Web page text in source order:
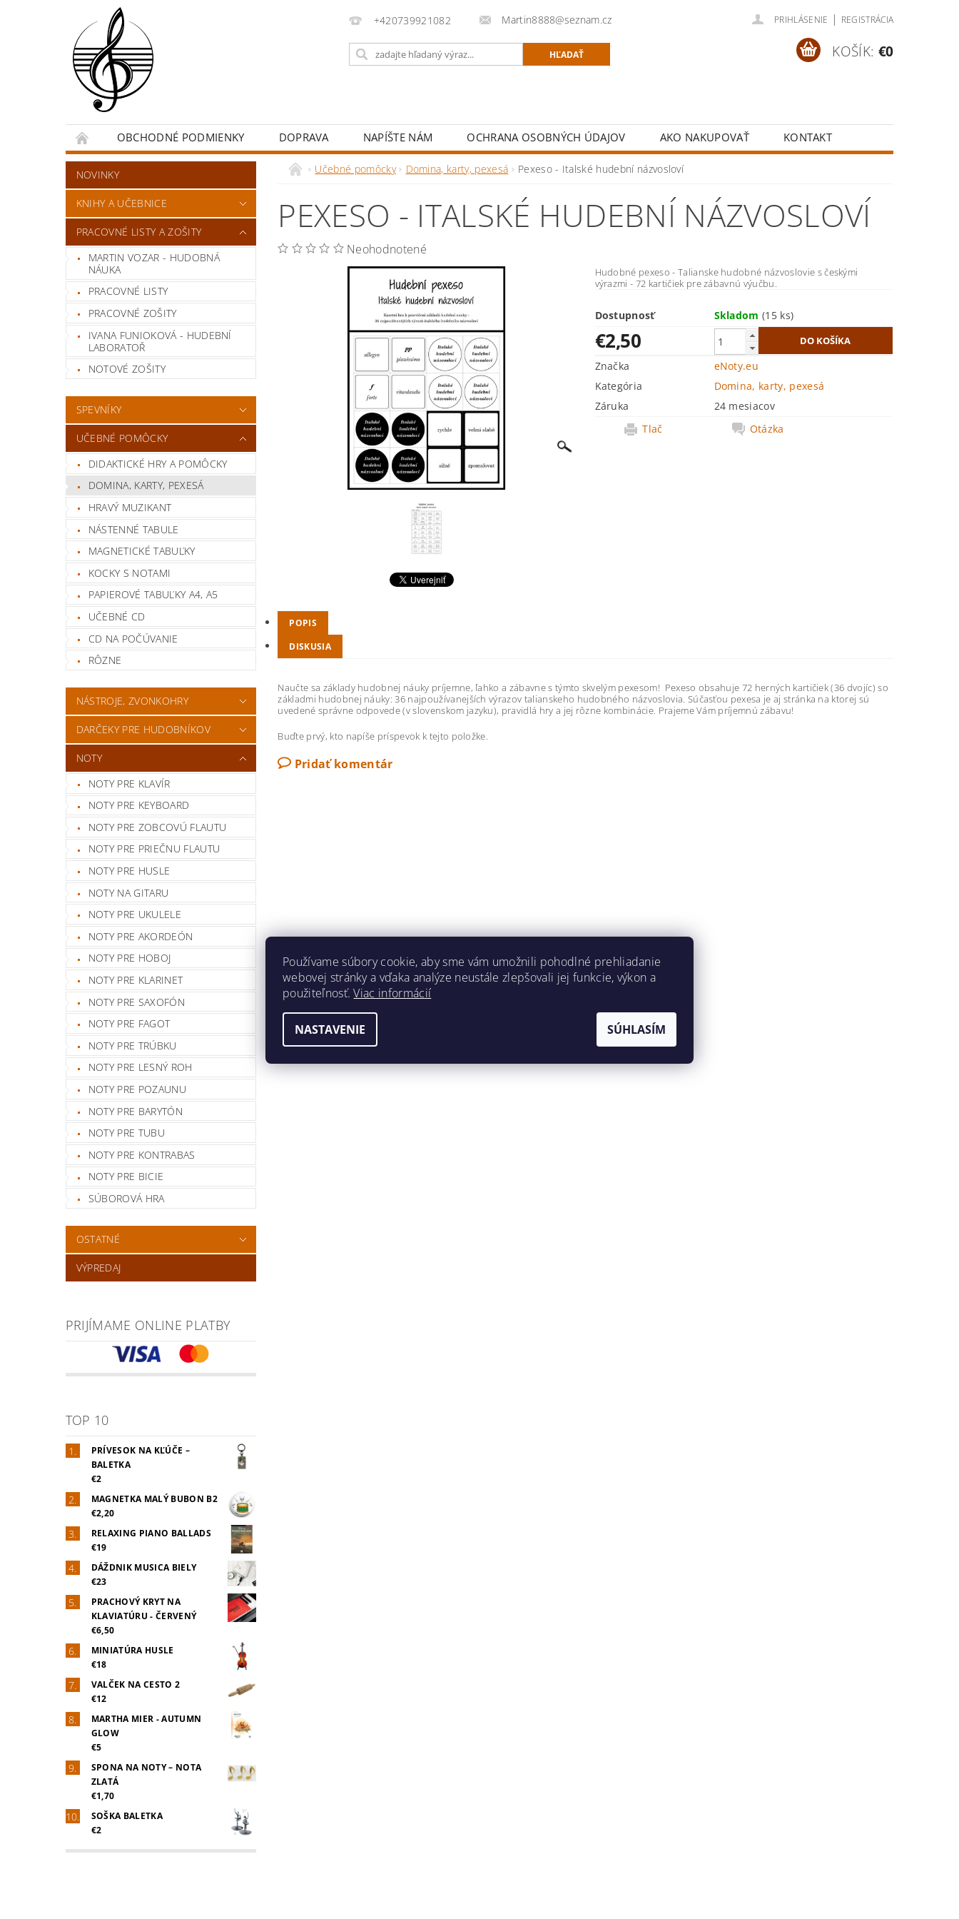
+420739921082 Martin8888@seznam.cz PRIHLÁSENIE | REGISTRÁCIA
KOŠÍK: €0
OBCHODNÉ PODMIENKY DOPRAVA NAPÍŠTE NÁM OCHRANA OSOBNÝCH ÚDAJOV AKO NAKUPOVAŤ KONTAKT
NOVINKY
KNIHY A UČEBNICE
PRACOVNÉ LISTY A ZOŠITY
MARTIN VOZAR - HUDOBNÁ
NÁUKA
PRACOVNÉ LISTY
PRACOVNÉ ZOŠITY
IVANA FUNIOKOVÁ - HUDEBNÍ
LABORATOŘ
NOTOVÉ ZOŠITY
SPEVNÍKY
UČEBNÉ POMÔCKY
DIDAKTICKÉ HRY A POMÔCKY
DOMINA, KARTY, PEXESÁ
HRAVÝ MUZIKANT
NÁSTENNÉ TABULE
MAGNETICKÉ TABUĽKY
KOCKY S NOTAMI
PAPIEROVÉ TABUĽKY A4, A5
UČEBNÉ CD
CD NA POČÚVANIE
RÔZNE
NÁSTROJE, ZVONKOHRY
DARČEKY PRE HUDOBNÍKOV
NOTY
NOTY PRE KLAVÍR
NOTY PRE KEYBOARD
NOTY PRE ZOBCOVÚ FLAUTU
NOTY PRE PRIEČNU FLAUTU
NOTY PRE HUSLE
NOTY NA GITARU
NOTY PRE UKULELE
NOTY PRE AKORDEÓN
NOTY PRE HOBOJ
NOTY PRE KLARINET
NOTY PRE SAXOFÓN
NOTY PRE FAGOT
NOTY PRE TRÚBKU
NOTY PRE LESNÝ ROH
NOTY PRE POZAUNU
NOTY PRE BARYTÓN
NOTY PRE TUBU
NOTY PRE KONTRABAS
NOTY PRE BICIE
SÚBOROVÁ HRA
OSTATNÉ
VÝPREDAJ
PRIJÍMAME ONLINE PLATBY
TOP 10
PRÍVESOK NA KĽÚČE –
BALETKA
€2
MAGNETKA MALÝ BUBON B2
€2,20
RELAXING PIANO BALLADS
€19
DÁŽDNIK MUSICA BIELY
€23
PRACHOVÝ KRYT NA
KLAVIATÚRU - ČERVENÝ
€6,50
MINIATÚRA HUSLE
€18
VALČEK NA CESTO 2
€12
MARTHA MIER - AUTUMN
GLOW
€5
SPONA NA NOTY – NOTA
ZLATÁ
€1,70
SOŠKA BALETKA
€2
Učebné pomôcky Domina, karty, pexesá Pexeso - Italské hudební názvosloví
PEXESO - ITALSKÉ HUDEBNÍ NÁZVOSLOVÍ
Neohodnotené
Hudobné pexeso - Talianske hudobné názvoslovie s českými
výrazmi - 72 kartičiek pre zábavnú výučbu.
Dostupnosť Skladom(15 ks)
€2,50
Značka
eNoty.eu
Kategória
Domina, karty, pexesá
Záruka
24 mesiacov
Tlač
Otázka
POPIS
DISKUSIA
Naučte sa základy hudobnej náuky príjemne, ľahko a zábavne s týmto skvelým pexesom! Pexeso obsahuje 72 herných kartičiek (36 dvojíc) so
základmi hudobnej náuky: 36 najpoužívanejších výrazov talianskeho hudobného názvoslovia. Súčasťou pexesa je aj stránka na ktorej sú
uvedené správne odpovede (v slovenskom jazyku), pravidlá hry a jej rôzne kombinácie. Prajeme Vám príjemnú zábavu!
Buďte prvý, kto napíše príspevok k tejto položke.
Pridať komentár
Používame súbory cookie, aby sme vám umožnili pohodlné prehliadanie
webovej stránky a vďaka analýze neustále zlepšovali jej funkcie, výkon a
použiteľnosť.Viac informácií
NASTAVENIE SÚHLASÍM